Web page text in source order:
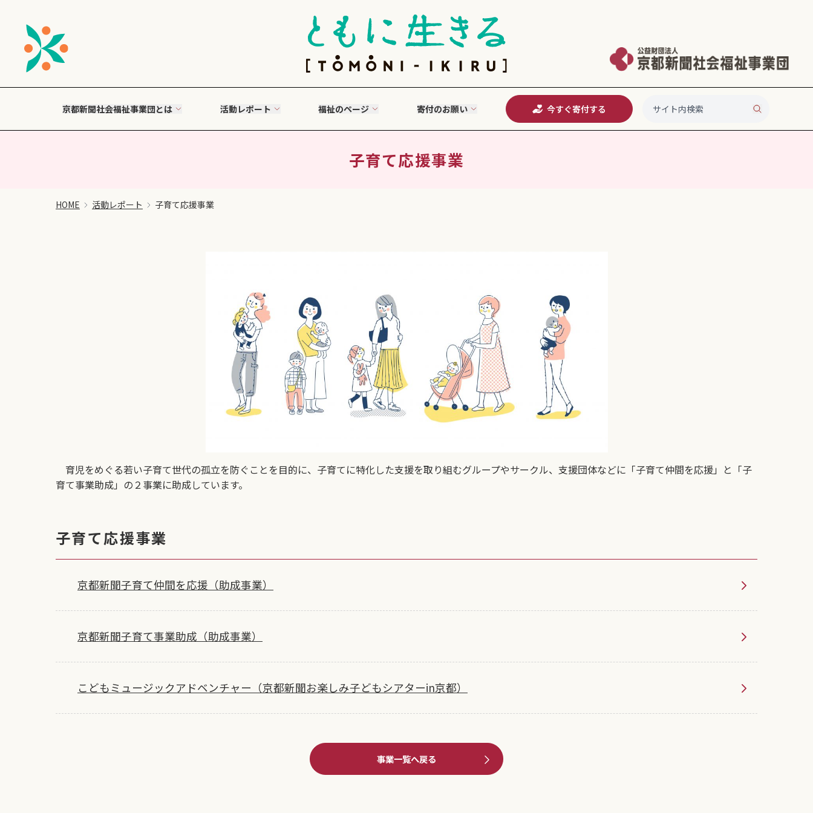
京都新聞社会福祉事業団とは 活動レポート 福祉のページ 寄付のお願い 今すぐ寄付する
子育て応援事業
HOME 活動レポート 子育て応援事業
育児をめぐる若い子育て世代の孤立を防ぐことを目的に、子育てに特化した支援を取り組むグループやサークル、支援団体などに「子育て仲間を応援」と「子
育て事業助成」の２事業に助成しています。
子育て応援事業
京都新聞子育て仲間を応援（助成事業）
京都新聞子育て事業助成（助成事業）
こどもミュージックアドベンチャー（京都新聞お楽しみ子どもシアターin京都）
事業一覧へ戻る